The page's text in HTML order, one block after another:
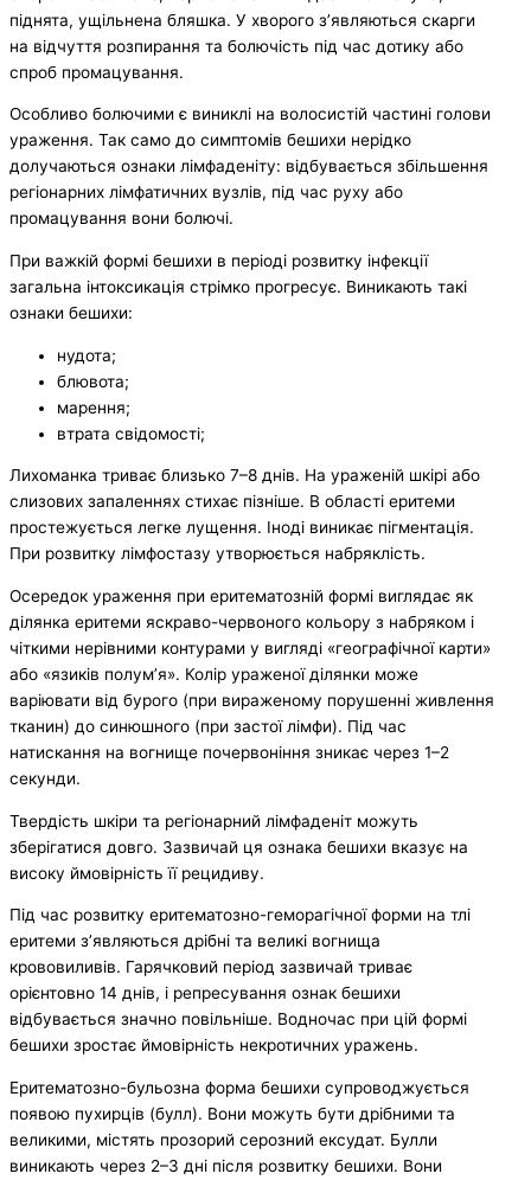
піднята, ущільнена бляшка. У хворого з’являються скарги
на відчуття розпирання та болючість під час дотику або
спроб промацування.
Особливо болючими є виниклі на волосистій частині голови
ураження. Так само до симптомів бешихи нерідко
долучаються ознаки лімфаденіту: відбувається збільшення
регіонарних лімфатичних вузлів, під час руху або
промацування вони болючі.
При важкій формі бешихи в періоді розвитку інфекції
загальна інтоксикація стрімко прогресує. Виникають такі
ознаки бешихи:
нудота;
блювота;
марення;
втрата свідомості;
Лихоманка триває близько 7–8 днів. На ураженій шкірі або
слизових запаленнях стихає пізніше. В області еритеми
простежується легке лущення. Іноді виникає пігментація.
При розвитку лімфостазу утворюється набряклість.
Осередок ураження при еритематозній формі виглядає як
ділянка еритеми яскраво-червоного кольору з набряком і
чіткими нерівними контурами у вигляді «географічної карти»
або «язиків полум’я». Колір ураженої ділянки може
варіювати від бурого (при вираженому порушенні живлення
тканин) до синюшного (при застої лімфи). Під час
натискання на вогнище почервоніння зникає через 1–2
секунди.
Твердість шкіри та регіонарний лімфаденіт можуть
зберігатися довго. Зазвичай ця ознака бешихи вказує на
високу ймовірність її рецидиву.
Під час розвитку еритематозно-геморагічної форми на тлі
еритеми з’являються дрібні та великі вогнища
крововиливів. Гарячковий період зазвичай триває
орієнтовно 14 днів, і репресування ознак бешихи
відбувається значно повільніше. Водночас при цій формі
бешихи зростає ймовірність некротичних уражень.
Еритематозно-бульозна форма бешихи супроводжується
появою пухирців (булл). Вони можуть бути дрібними та
великими, містять прозорий серозний ексудат. Булли
виникають через 2–3 дні після розвитку бешихи. Вони